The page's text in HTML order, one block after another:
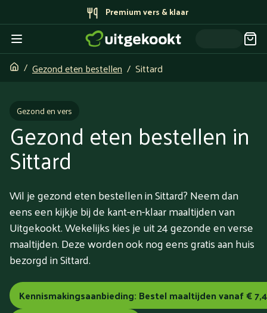
Bereid door topchefs
Gezond eten bestellen Sittard
Gezond en vers
Gezond eten bestellen in
Sittard
Wil je gezond eten bestellen in Sittard? Neem dan
eens een kijkje bij de kant-en-klaar maaltijden van
Uitgekookt. Wekelijks kies je uit 24 gezonde en verse
maaltijden. Deze worden ook nog eens gratis aan huis
bezorgd in Sittard.
Kennismakingsaanbieding: Bestel maaltijden vanaf €